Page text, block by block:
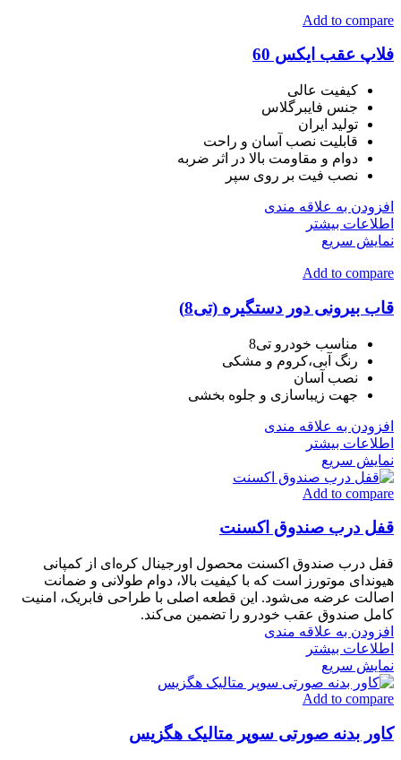
Add to compare
فلاپ عقب ایکس 60
کیفیت عالی
جنس فایبرگلاس
تولید ایران
قابلیت نصب آسان و راحت
دوام و مقاومت بالا در اثر ضربه
نصب فیت بر روی سپر
افزودن به علاقه مندی
اطلاعات بیشتر
نمایش سریع
Add to compare
قاب بیرونی دور دستگیره (تی8)
مناسب خودرو تی8
رنگ آبی،کروم و مشکی
نصب آسان
جهت زیباسازی و جلوه بخشی
افزودن به علاقه مندی
اطلاعات بیشتر
نمایش سریع
Add to compare
قفل درب صندوق اکسنت
قفل درب صندوق اکسنت محصول اورجینال کره‌ای از کمپانی
هیوندای موتورز است که با کیفیت بالا، دوام طولانی و ضمانت
اصالت عرضه می‌شود. این قطعه اصلی با طراحی فابریک، امنیت
کامل صندوق عقب خودرو را تضمین می‌کند.
افزودن به علاقه مندی
اطلاعات بیشتر
نمایش سریع
Add to compare
کاور بدنه صورتی سوپر متالیک هگزیس